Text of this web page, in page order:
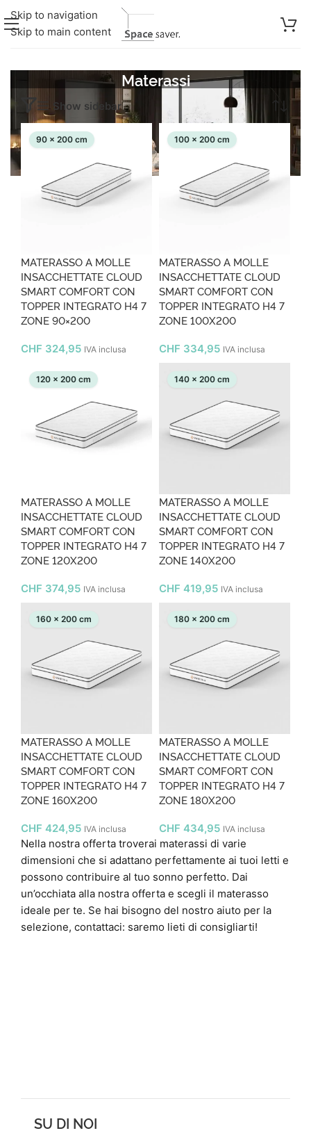
Skip to navigation
Skip to main content
Materassi
Visualizzazione di 6 risultati
Show sidebar
90 x 200 cm
MATERASSO A MOLLE
INSACCHETTATE CLOUD
SMART COMFORT CON
TOPPER INTEGRATO H4 7
ZONE 90×200
CHF 324,95 IVA inclusa
100 x 200 cm
MATERASSO A MOLLE
INSACCHETTATE CLOUD
SMART COMFORT CON
TOPPER INTEGRATO H4 7
ZONE 100X200
CHF 334,95 IVA inclusa
120 x 200 cm
MATERASSO A MOLLE
INSACCHETTATE CLOUD
SMART COMFORT CON
TOPPER INTEGRATO H4 7
ZONE 120X200
CHF 374,95 IVA inclusa
140 x 200 cm
MATERASSO A MOLLE
INSACCHETTATE CLOUD
SMART COMFORT CON
TOPPER INTEGRATO H4 7
ZONE 140X200
CHF 419,95 IVA inclusa
160 x 200 cm
MATERASSO A MOLLE
INSACCHETTATE CLOUD
SMART COMFORT CON
TOPPER INTEGRATO H4 7
ZONE 160X200
CHF 424,95 IVA inclusa
180 x 200 cm
MATERASSO A MOLLE
INSACCHETTATE CLOUD
SMART COMFORT CON
TOPPER INTEGRATO H4 7
ZONE 180X200
CHF 434,95 IVA inclusa
Nella nostra offerta troverai materassi di varie
dimensioni che si adattano perfettamente ai tuoi letti e
possono contribuire al tuo sonno perfetto. Dai
un’occhiata alla nostra offerta e scegli il materasso
ideale per te. Se hai bisogno del nostro aiuto per la
selezione, contattaci: saremo lieti di consigliarti!
SU DI NOI